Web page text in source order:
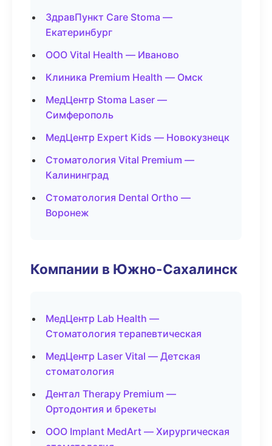
ЗдравПункт Care Stoma —
Екатеринбург
ООО Vital Health — Иваново
Клиника Premium Health — Омск
МедЦентр Stoma Laser —
Симферополь
МедЦентр Expert Kids — Новокузнецк
Стоматология Vital Premium —
Калининград
Стоматология Dental Ortho —
Воронеж
Компании в Южно-Сахалинск
МедЦентр Lab Health —
Стоматология терапевтическая
МедЦентр Laser Vital — Детская
стоматология
Дентал Therapy Premium —
Ортодонтия и брекеты
ООО Implant MedArt — Хирургическая